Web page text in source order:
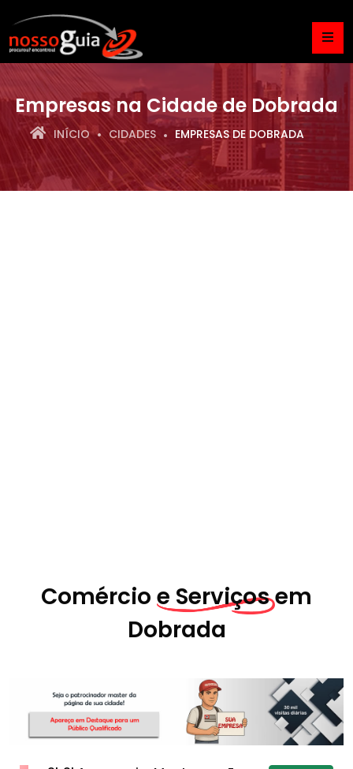
Empresas na Cidade de Dobrada
INÍCIO CIDADES EMPRESAS DE DOBRADA
Comércio e Serviços em
Dobrada